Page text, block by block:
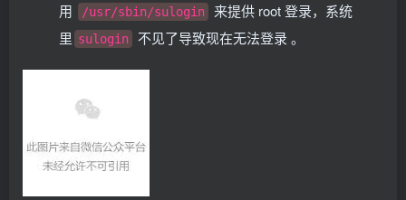
用
/usr/sbin/sulogin
来提供 root 登录，系统
里 sulogin 不见了导致现在无法登录 。